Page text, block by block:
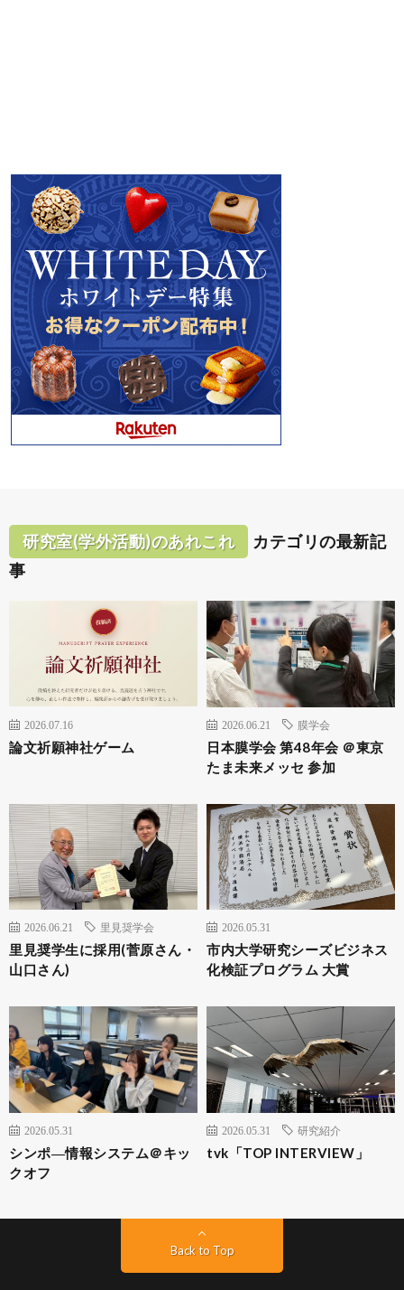
研究室(学外活動)のあれこれ
カテゴリの最新記
事
2026.07.16
論文祈願神社ゲーム
2026.06.21 膜学会
日本膜学会 第48年会 ＠東京
たま未来メッセ 参加
2026.06.21 里見奨学会
里見奨学生に採用(菅原さん・
山口さん)
2026.05.31
市内大学研究シーズビジネス
化検証プログラム 大賞
2026.05.31
シンポ―情報システム＠キッ
クオフ
2026.05.31 研究紹介
tvk「TOP INTERVIEW」
Back to Top